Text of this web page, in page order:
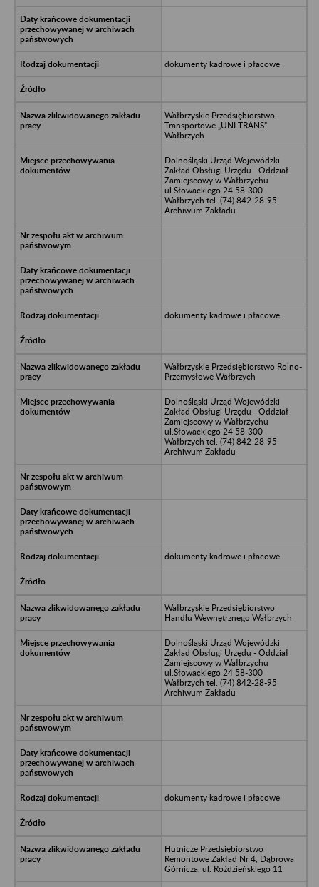
dokumenty kadrowe i płacowe
Wałbrzyskie Przedsiębiorstwo
Transportowe „UNI-TRANS”
Wałbrzych
Dolnośląski Urząd Wojewódzki
Zakład Obsługi Urzędu - Oddział
Zamiejscowy w Wałbrzychu
ul.Słowackiego 24 58-300
Wałbrzych tel. (74) 842-28-95
Archiwum Zakładu
dokumenty kadrowe i płacowe
Wałbrzyskie Przedsiębiorstwo Rolno-
Przemysłowe Wałbrzych
Dolnośląski Urząd Wojewódzki
Zakład Obsługi Urzędu - Oddział
Zamiejscowy w Wałbrzychu
ul.Słowackiego 24 58-300
Wałbrzych tel. (74) 842-28-95
Archiwum Zakładu
dokumenty kadrowe i płacowe
Wałbrzyskie Przedsiębiorstwo
Handlu Wewnętrznego Wałbrzych
Dolnośląski Urząd Wojewódzki
Zakład Obsługi Urzędu - Oddział
Zamiejscowy w Wałbrzychu
ul.Słowackiego 24 58-300
Wałbrzych tel. (74) 842-28-95
Archiwum Zakładu
dokumenty kadrowe i płacowe
Hutnicze Przedsiębiorstwo
Remontowe Zakład Nr 4, Dąbrowa
Górnicza, ul. Roździeńskiego 11